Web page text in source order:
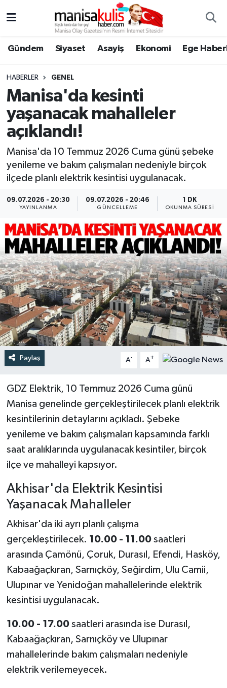
Gündem Siyaset Asayiş Ekonomi Ege
HABERLER GENEL
Manisa'da kesinti
yaşanacak mahalleler
açıklandı!
Manisa'da 10 Temmuz 2026 Cuma günü şebeke
yenileme ve bakım çalışmaları nedeniyle birçok
ilçede planlı elektrik kesintisi uygulanacak.
09.07.2026 - 20:30
YAYINLANMA
09.07.2026 - 20:46
GÜNCELLEME
1 DK
OKUNMA SÜRESI
Paylaş A- A+
GDZ Elektrik, 10 Temmuz 2026 Cuma günü
Manisa genelinde gerçekleştirilecek planlı elektrik
kesintilerinin detaylarını açıkladı. Şebeke
yenileme ve bakım çalışmaları kapsamında farklı
saat aralıklarında uygulanacak kesintiler, birçok
ilçe ve mahalleyi kapsıyor.
Akhisar'da Elektrik Kesintisi
Yaşanacak Mahalleler
Akhisar'da iki ayrı planlı çalışma
gerçekleştirilecek. 10.00 - 11.00saatleri
arasında Çamönü, Çoruk, Durasıl, Efendi, Hasköy,
Kabaağaçkıran, Sarnıçköy, Seğirdim, Ulu Camii,
Ulupınar ve Yenidoğan mahallelerinde elektrik
kesintisi uygulanacak.
10.00 - 17.00 saatleri arasında ise Durasıl,
Kabaağaçkıran, Sarnıçköy ve Ulupınar
mahallelerinde bakım çalışmaları nedeniyle
elektrik verilemeyecek.
Ege Haberleri
Ekonomi
Genel
Resmi İlan
Türkiye
Yaşam
Yunusemre Hava Durumu
Yunusemre Trafik Yoğunluk Haritası
Süper Lig Puan Durumu ve Fikstür
Son Dakika Haberleri